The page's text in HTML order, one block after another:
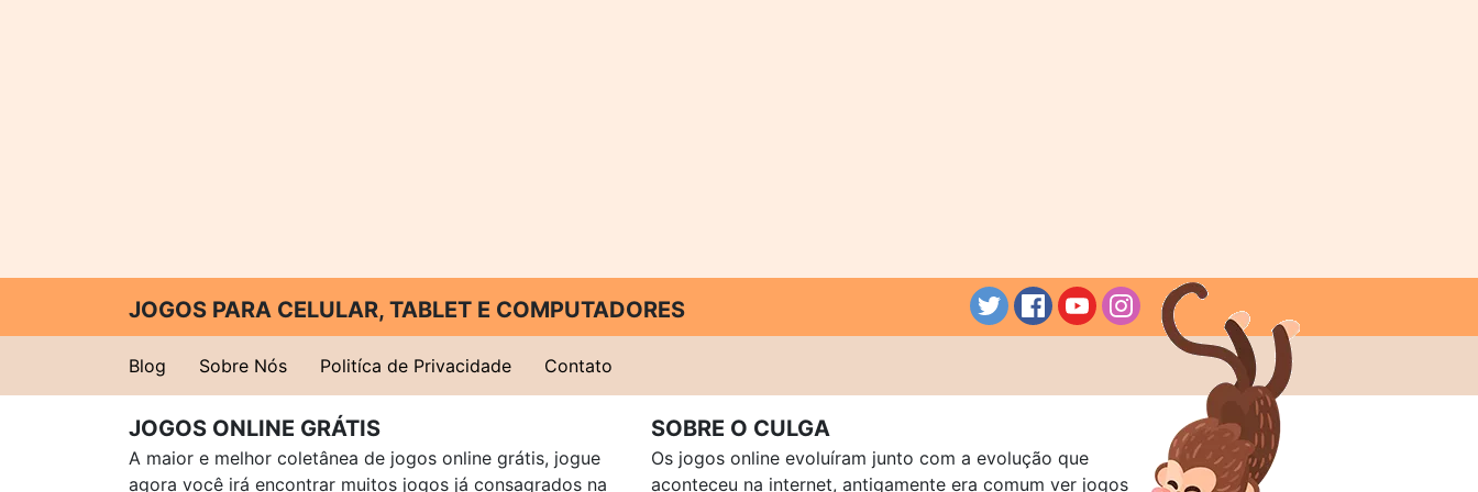
JOGOS PARA CELULAR, TABLET E COMPUTADORES
Blog Sobre Nós Politíca de Privacidade Contato
JOGOS ONLINE GRÁTIS
A maior e melhor coletânea de jogos online grátis, jogue
agora você irá encontrar muitos jogos já consagrados na
SOBRE O CULGA
Os jogos online evoluíram junto com a evolução que
aconteceu na internet, antigamente era comum ver jogos